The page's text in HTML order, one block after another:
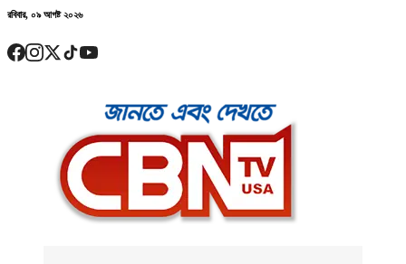
রবিবার, ০৯ আগষ্ট ২০২৬